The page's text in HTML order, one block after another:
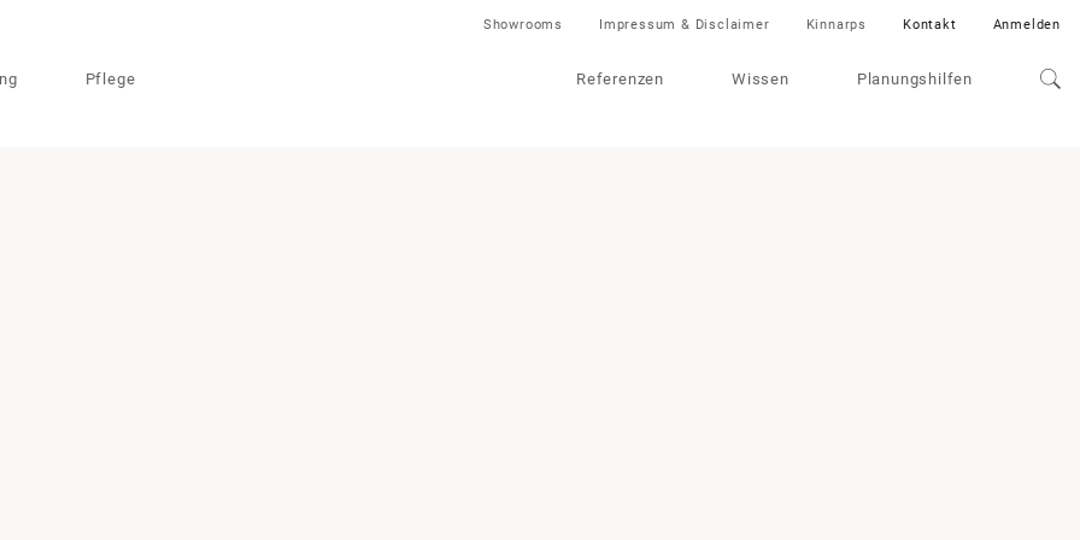
Pflege Referenzen Wissen Planungshilfen
Showrooms Impressum & Disclaimer Kinnarps Kontakt Anmelden